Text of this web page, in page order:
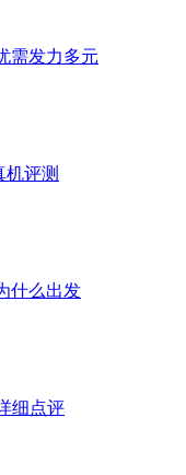
需发力多元
机评测
什么出发
细点评